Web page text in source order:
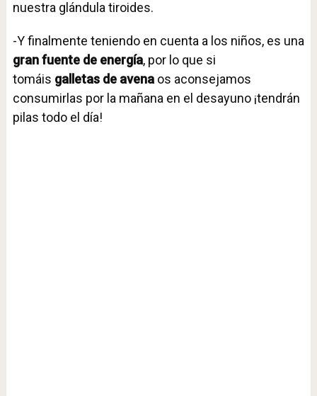
nuestra glándula tiroides.
-Y finalmente teniendo en cuenta a los niños, es una
gran fuente de energía, por lo que si
tomáis galletas de avenaos aconsejamos
consumirlas por la mañana en el desayuno ¡tendrán
pilas todo el día!